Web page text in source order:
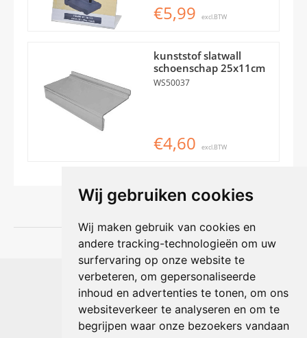
Wij gebruiken cookies
Wij maken gebruik van cookies en
andere tracking-technologieën om uw
surfervaring op onze website te
verbeteren, om gepersonaliseerde
inhoud en advertenties te tonen, om ons
websiteverkeer te analyseren en om te
begrijpen waar onze bezoekers vandaan
€5,99 excl.BTW
kunststof slatwall
schoenschap 25x11cm
WS50037
€4,60 excl.BTW
Shophouse online
Max Planckstraat 4
6716 BE Ede, Nederland
Telefoon:+31(0)318 618 121
E-mail: info@shophouse.nl